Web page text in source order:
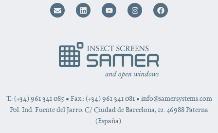
T.: (+34) 961 341 085• Fax.: (+34) 961 341 081 • info@samersystems.com
Pol. Ind. Fuente del Jarro. C/ Ciudad de Barcelona, 12. 46988 Paterna
(España).